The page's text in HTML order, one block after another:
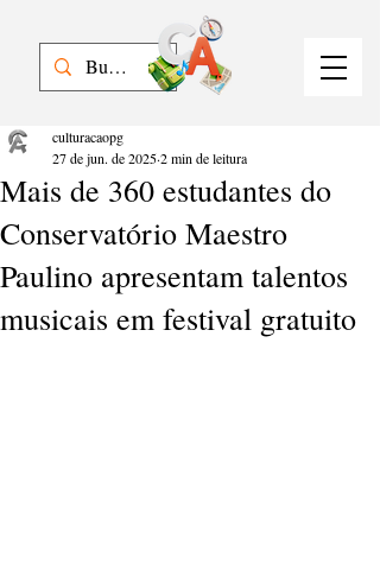
Mais de 360 estudantes do
Conservatório Maestro
Paulino apresentam talentos
musicais em festival gratuito
culturacaopg
27 de jun. de 20252 min de leitura